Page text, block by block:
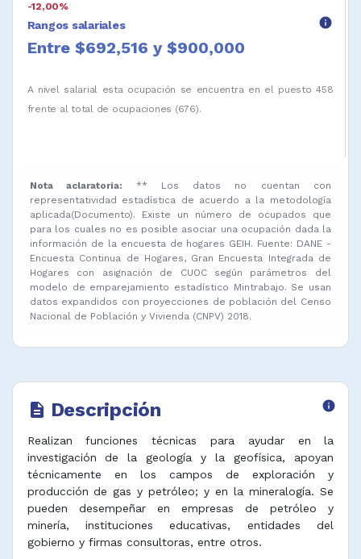
-12,00%
Rangos salariales info
Entre $692,516 y $900,000
A nivel salarial esta ocupación se encuentra en el puesto 458
frente al total de ocupaciones (676).
Nota aclaratoria:
** Los datos no cuentan con
representatividad estadística de acuerdo a la metodología
aplicada(Documento). Existe un número de ocupados que
para los cuales no es posible asociar una ocupación dada la
información de la encuesta de hogares GEIH. Fuente: DANE -
Encuesta Continua de Hogares, Gran Encuesta Integrada de
Hogares con asignación de CUOC según parámetros del
modelo de emparejamiento estadístico Mintrabajo. Se usan
datos expandidos con proyecciones de población del Censo
Nacional de Población y Vivienda (CNPV) 2018.
description Descripción info
Realizan funciones técnicas para ayudar en la
investigación de la geología y la geofísica, apoyan
técnicamente en los campos de exploración y
producción de gas y petróleo; y en la mineralogía. Se
pueden desempeñar en empresas de petróleo y
minería, instituciones educativas, entidades del
gobierno y firmas consultoras, entre otros.